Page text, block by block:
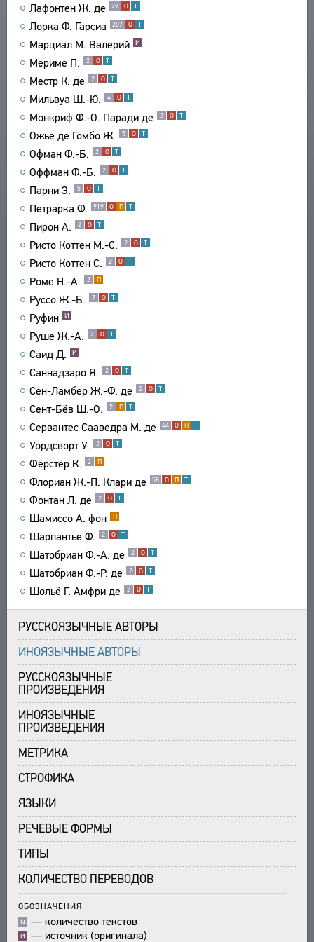
Лафонтен Ж. де 29 О Т
Лорка Ф. Гарсиа 207 О Т
Марциал М. Валерий И
Мериме П. 2 О Т
Местр К. де 2 О Т
Мильвуа Ш.-Ю. 4 О Т
Монкриф Ф.-О. Паради де 2 О Т
Ожье де Гомбо Ж. 5 О Т
Офман Ф.-Б. 2 О Т
Оффман Ф.-Б. 2 О Т
Парни Э. 5 О Т
Петрарка Ф. 919 О П Т
Пирон А. 2 О Т
Ристо Коттен М.-С. 2 О Т
Ристо Коттен С. 2 О Т
Роме Н.-А. 2 П
Руссо Ж.-Б. 7 О Т
Руфин И
Руше Ж.-А. 2 О Т
Саид Д. И
Саннадзаро Я. 2 О Т
Сен-Ламбер Ж.-Ф. де 2 О Т
Сент-Бёв Ш.-О. 2 П Т
Сервантес Сааведра М. де 44 О П Т
Уордсворт У. 2 О Т
Фёрстер К. 2 П
Флориан Ж.-П. Клари де 58 О П Т
Фонтан Л. де 2 О Т
Шамиссо А. фон П
Шарпантье Ф. 2 О Т
Шатобриан Ф.-А. де 2 О Т
Шатобриан Ф.-Р. де 2 О Т
Шольё Г. Амфри де 2 О Т
РУССКОЯЗЫЧНЫЕ АВТОРЫ
ИНОЯЗЫЧНЫЕ АВТОРЫ
РУССКОЯЗЫЧНЫЕ
ПРОИЗВЕДЕНИЯ
ИНОЯЗЫЧНЫЕ
ПРОИЗВЕДЕНИЯ
МЕТРИКА
СТРОФИКА
ЯЗЫКИ
РЕЧЕВЫЕ ФОРМЫ
ТИПЫ
КОЛИЧЕСТВО ПЕРЕВОДОВ
ОБОЗНАЧЕНИЯ
N — количество текстов
И — источник (оригинала)
СВЯЗИ
СОЗДАТЕЛИ ПРОЕКТА